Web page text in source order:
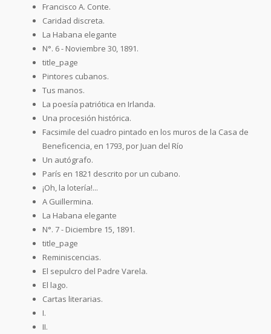
Francisco A. Conte.
Caridad discreta.
La Habana elegante
N°. 6 - Noviembre 30, 1891.
title_page
Pintores cubanos.
Tus manos.
La poesía patriótica en Irlanda.
Una procesión histórica.
Facsimile del cuadro pintado en los muros de la Casa de
Beneficencia, en 1793, por Juan del Río
Un autógrafo.
París en 1821 descrito por un cubano.
¡Oh, la lotería!...
A Guillermina.
La Habana elegante
N°. 7 - Diciembre 15, 1891.
title_page
Reminiscencias.
El sepulcro del Padre Varela.
El lago.
Cartas literarias.
I.
II.